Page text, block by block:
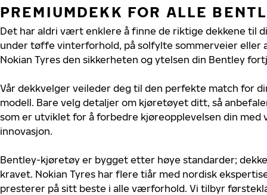
PREMIUMDEKK FOR ALLE
Det har aldri vært enklere å finne de riktige dekkene til
under tøffe vinterforhold, på solfylte sommerveier eller
Nokian Tyres den sikkerheten og ytelsen din Bentley
Vår dekkvelger veileder deg til den perfekte match for
modell. Bare velg detaljer om kjøretøyet ditt, så
som er utviklet for å forbedre kjøreopplevelsen din med
innovasjon.
Bentley-kjøretøy er bygget etter høye standarder;
kravet. Nokian Tyres har flere tiår med nordisk
presterer på sitt beste i alle værforhold. Vi tilbyr